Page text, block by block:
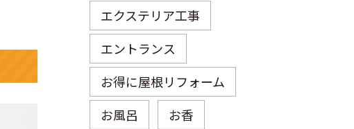
エクステリア工事
エントランス
お得に屋根リフォーム
お風呂
お香